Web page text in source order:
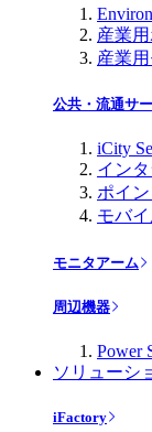
産業
産業
公共・流通サ
iCity
イン
ポイ
モバ
モニタアーム
周辺機器
Power
ソリューシ
iFactory